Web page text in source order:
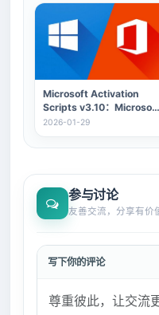
Microsoft Activation
Scripts v3.10：Microsoft
激活脚本 MAS v3.10汉化版
2026-01-29
参与讨论
友善交流，分享有价
写下你的评论